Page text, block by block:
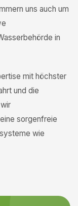
uns auch um
in
mit höchster
und die
sorgenfreie
wie